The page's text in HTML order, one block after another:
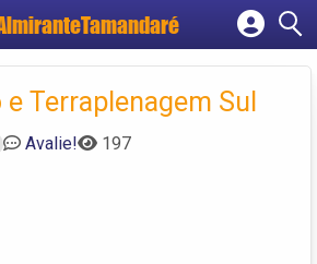
Cadastrar empresa
Criar conta
Terraplenagem Sul
Avalie! 197